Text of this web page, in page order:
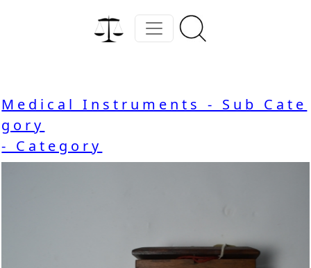
Medical Instruments - Sub Cate
gory
- Category